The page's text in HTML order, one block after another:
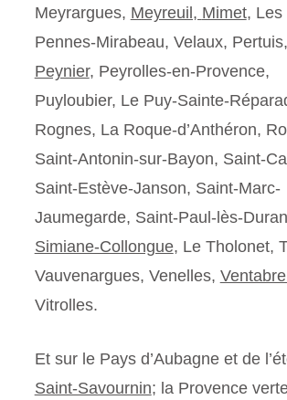
Meyrargues, Meyreuil, Mimet, Les
Pennes-Mirabeau, Velaux, Pertuis,
Peynier, Peyrolles-en-Provence,
Puyloubier, Le Puy-Sainte-
Rognes, La Roque-d’Anthéron,
Saint-Antonin-sur-Bayon, Saint-
Saint-Estève-Janson, Saint-Marc-
Jaumegarde, Saint-Paul-lès-
Simiane-Collongue, Le Tholonet,
Vauvenargues, Venelles,
Vitrolles.
Et sur le Pays d’Aubagne et de
Saint-Savournin; la Provence